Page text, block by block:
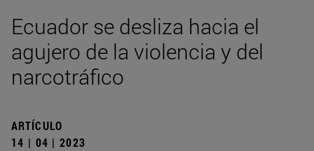
Ecuador se desliza hacia el
agujero de la violencia y del
narcotráfico
ARTÍCULO
14 | 04 | 2023